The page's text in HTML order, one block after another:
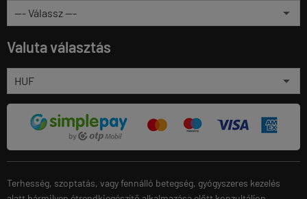
Valuta választás
Terhesség, szoptatás, vagy fennálló betegség, gyógyszeres kezelés